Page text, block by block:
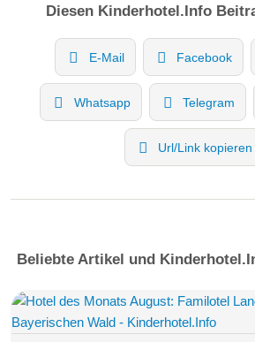
Diesen Kinderhotel.Info
E-Mail Facebook
Whatsapp Telegram
Url/Link kopieren
Beliebte Artikel und